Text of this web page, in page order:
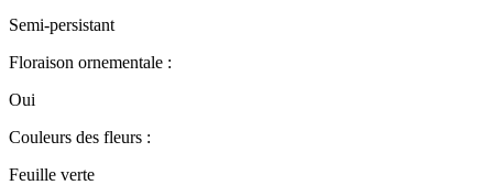
Semi-persistant
Floraison ornementale :
Oui
Couleurs des fleurs :
Feuille verte